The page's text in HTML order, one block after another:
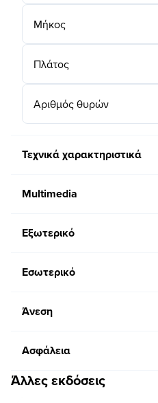
Μήκος
Πλάτος
Αριθμός θυρών
Τεχνικά χαρακτηριστικά
Multimedia
Εξωτερικό
Εσωτερικό
Άνεση
Ασφάλεια
Άλλες εκδόσεις